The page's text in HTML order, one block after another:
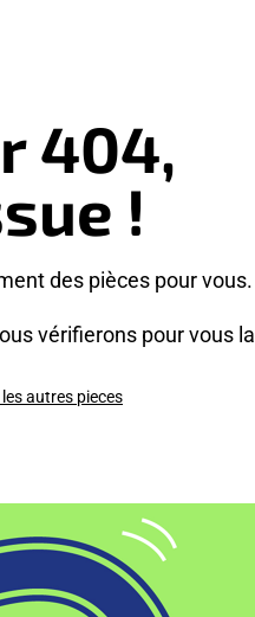
404,
!
des pièces pour vous.
vérifierons pour vous la
autres pieces